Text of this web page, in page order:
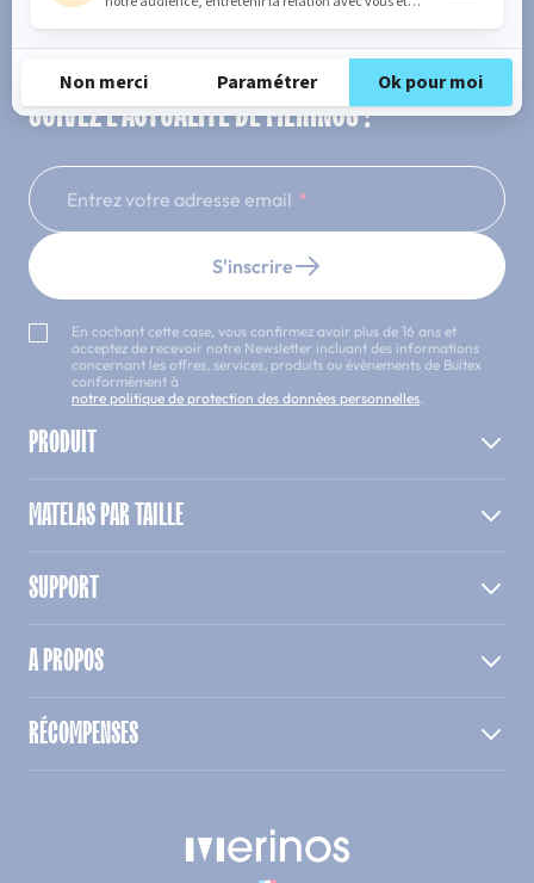
SUIVEZ L'ACTUALITÉ DE MERINOS !
Entrez votre adresse email
S'inscrire
En cochant cette case, vous confirmez avoir plus de 16 ans et
acceptez de recevoir notre Newsletter incluant des informations
concernant les offres, services, produits ou évènements de Bultex
conformément à
notre politique de protection des données personnelles.
PRODUIT
MATELAS PAR TAILLE
SUPPORT
A PROPOS
RÉCOMPENSES